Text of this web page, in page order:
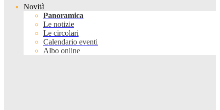
Novità
Panoramica
Le notizie
Le circolari
Calendario eventi
Albo online